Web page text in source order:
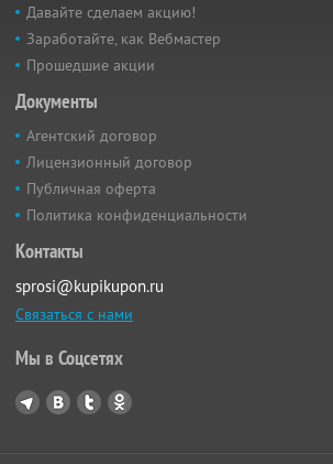
Давайте сделаем акцию!
Заработайте, как Вебмастер
Прошедшие акции
Документы
Агентский договор
Лицензионный договор
Публичная оферта
Политика конфиденциальности
Контакты
sprosi@kupikupon.ru
Связаться с нами
Мы в Соцсетях